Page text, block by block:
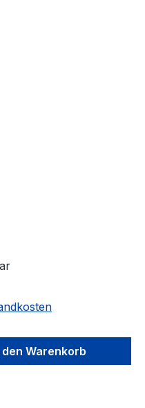
den
den Warenkorb